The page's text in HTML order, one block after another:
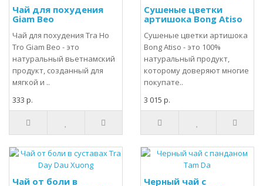
Чай для похудения
Giam Beo
Чай для похудения Tra Ho
Tro Giam Beo - это
натуральный вьетнамский
продукт, созданный для
мягкой и ..
333 р.
Сушеные цветки
артишока Bong Atiso
Сушеные цветки артишока
Bong Atiso - это 100%
натуральный продукт,
которому доверяют многие
покупате..
3 015 р.
Чай от боли в
Черный чай с